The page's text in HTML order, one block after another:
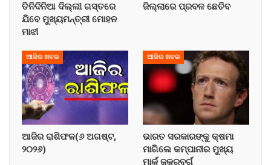
ତିନିଦିନିଆ ଦିଲ୍ଲୀ ଗସ୍ତରେ
ଯିବେ ମୁଖ୍ୟମନ୍ତ୍ରୀ ମୋହନ
ମାଝୀ
ଜିଲ୍ଲାରେ ପ୍ରବଳ ଛେଚିବ
ଆଜିର ଖବର
ଆଜିର ରାଶିଫଳ(୬ ଅଗଷ୍ଟ,
୨୦୨୬)
ଆଜିର ଖବର
ଭାରତ ସରକାରଙ୍କୁ କ୍ଷମା
ମାଗିଲେ କମ୍ପାନୀର ମୁଖ୍ୟ
ମାର୍କ ଜୁକରବର୍ଗ